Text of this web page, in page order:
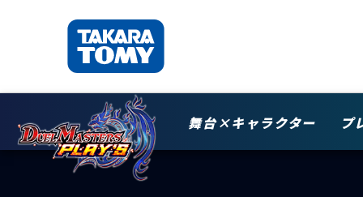
舞台×キャラクター プ